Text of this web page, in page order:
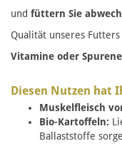
und füttern Sie
Qualität unseres Futters
Vitamine oder
Diesen Nutzen hat
Muskelfleisch
Bio-Kartoffeln:
Ballaststoffe